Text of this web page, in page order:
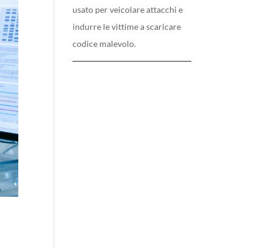
usato per veicolare attacchi e
indurre le vittime a scaricare
codice malevolo.